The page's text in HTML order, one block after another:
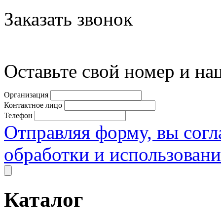
Заказать звонок
Оставьте свой номер и
Организация
Контактное лицо
Телефон
Отправляя форму, вы
обработки и
Каталог